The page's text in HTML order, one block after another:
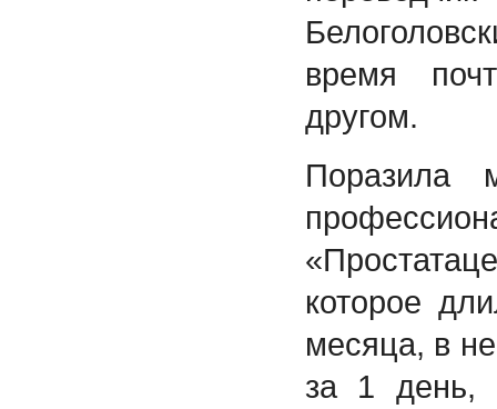
время
другом.
Поразила
которое
месяца, в
за 1 день,